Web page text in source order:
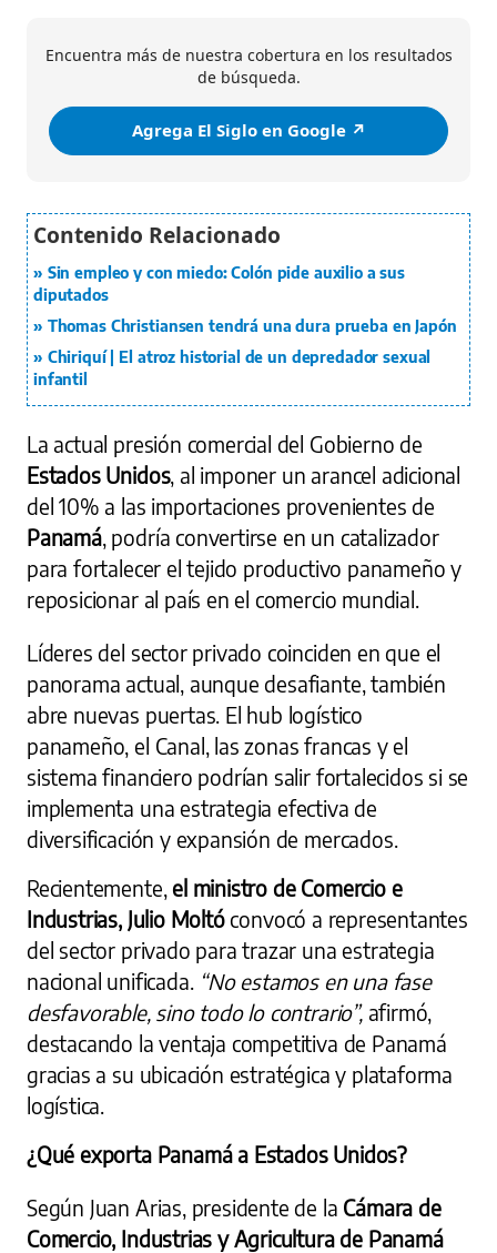
Encuentra más de nuestra cobertura en los resultados
de búsqueda.
Agrega El Siglo en Google ↗️
Sin empleo y con miedo: Colón pide auxilio a sus
diputados
Thomas Christiansen tendrá una dura prueba en Japón
Chiriquí | El atroz historial de un depredador sexual
infantil
La actual presión comercial del Gobierno de
Estados Unidos, al imponer un arancel adicional
del 10% a las importaciones provenientes de
Panamá, podría convertirse en un catalizador
para fortalecer el tejido productivo panameño y
reposicionar al país en el comercio mundial.
Líderes del sector privado coinciden en que el
panorama actual, aunque desafiante, también
abre nuevas puertas. El hub logístico
panameño, el Canal, las zonas francas y el
sistema financiero podrían salir fortalecidos si se
implementa una estrategia efectiva de
diversificación y expansión de mercados.
Recientemente, el ministro de Comercio e
Industrias, Julio Moltóconvocó a representantes
del sector privado para trazar una estrategia
nacional unificada. “No estamos en una fase
desfavorable, sino todo lo contrario”, afirmó,
destacando la ventaja competitiva de Panamá
gracias a su ubicación estratégica y plataforma
logística.
¿Qué exporta Panamá a Estados Unidos?
Según Juan Arias, presidente de la Cámara de
Comercio, Industrias y Agricultura de Panamá